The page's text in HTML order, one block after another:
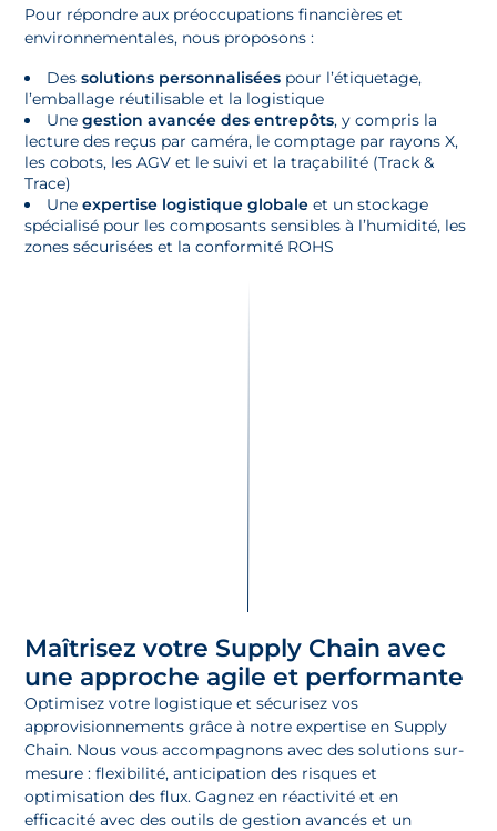
Pour répondre aux préoccupations financières et
environnementales, nous proposons :
Dessolutions personnalisées pour l’étiquetage,
l’emballage réutilisable et la logistique
Unegestion avancée des entrepôts, y compris la
lecture des reçus par caméra, le comptage par rayons X,
les cobots, les AGV et le suivi et la traçabilité (Track &
Trace)
Uneexpertise logistique globale et un stockage
spécialisé pour les composants sensibles à l’humidité, les
zones sécurisées et la conformité ROHS
Maîtrisez votre Supply Chain avec
une approche agile et performante
Optimisez votre logistique et sécurisez vos
approvisionnements grâce à notre expertise en Supply
Chain. Nous vous accompagnons avec des solutions sur-
mesure : flexibilité, anticipation des risques et
optimisation des flux. Gagnez en réactivité et en
efficacité avec des outils de gestion avancés et un